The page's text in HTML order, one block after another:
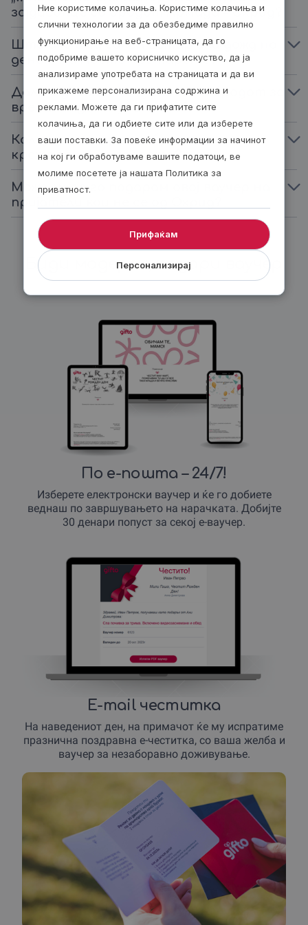
зајдисонце со бродот Армада - Охрид?
Што ако има силен ветар или дожд на
денот на моето крстарење?
Дали е дозволено пушење на бродот за
време на доживувањето?
Колку долго трае избраното
крстарење на езерото?
Може ли да го подарам овој ваучер на
пријатели кои не се од Охрид?
Биди модерен, подари ваучер
По е-пошта – 24/7!
Изберете електронски ваучер и ќе го добиете
веднаш по завршувањето на нарачката. Добијте
30 денари попуст за секој е-ваучер.
E-mail честитка
На наведениот ден, на примачот ќе му испратиме
празнична поздравна е-честитка, со ваша желба и
ваучер за незаборавно доживување.
Ние користиме колачиња. Користиме колачиња и
слични технологии за да обезбедиме правилно
функционирање на веб-страницата, да го
подобриме вашето корисничко искуство, да ја
анализираме употребата на страницата и да ви
прикажеме персонализирана содржина и
реклами. Можете да ги прифатите сите
колачиња, да ги одбиете сите или да изберете
ваши поставки. За повеќе информации за начинот
на кој ги обработуваме вашите податоци, ве
молиме посетете ја нашата Политика за
приватност.
Персонализирај
Прифаќам